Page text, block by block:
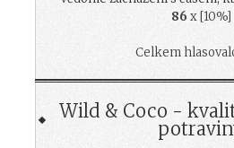
86 x [10%]
Celkem
Wild & Coco -